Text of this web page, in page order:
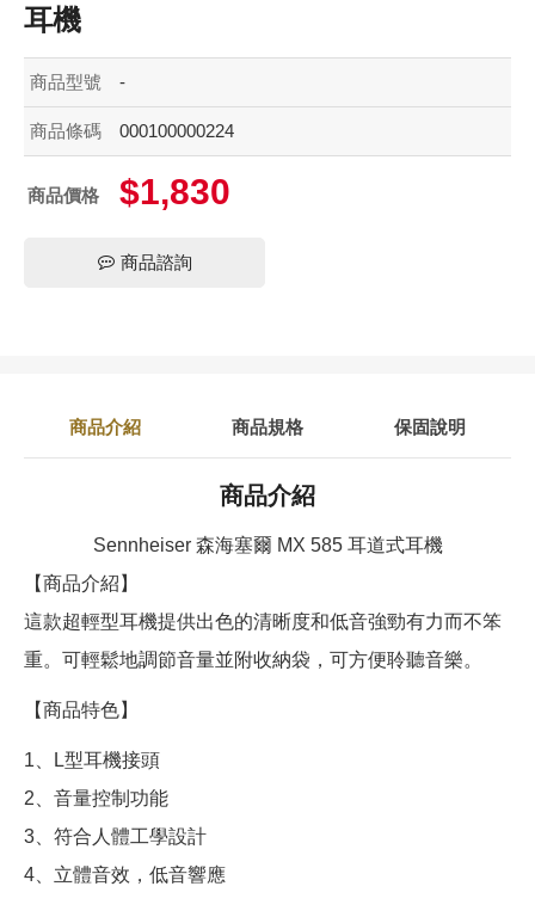
耳機
商品型號 -
商品條碼 000100000224
商品價格 $1,830
商品諮詢
商品介紹 商品規格 保固說明
商品介紹
Sennheiser 森海塞爾 MX 585 耳道式耳機
【商品介紹】
這款超輕型耳機提供出色的清晰度和低音強勁有力而不笨
重。可輕鬆地調節音量並附收納袋，可方便聆聽音樂。
【商品特色】
1、L型耳機接頭
2、音量控制功能
3、符合人體工學設計
4、立體音效，低音響應